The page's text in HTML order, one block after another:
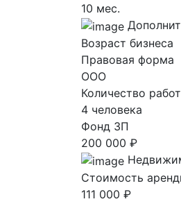
10 мес.
Возраст бизнеса
Правовая форма
ООО
Количество
4 человека
Фонд ЗП
200 000 ₽
Стоимость
111 000 ₽